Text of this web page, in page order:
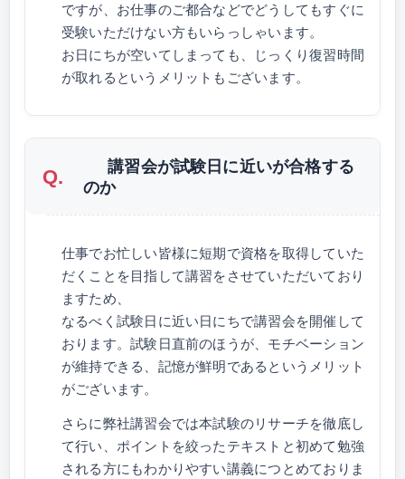
ですが、お仕事のご都合などでどうしてもすぐに
受験いただけない方もいらっしゃいます。
お日にちが空いてしまっても、じっくり復習時間
が取れるというメリットもございます。
講習会が試験日に近いが合格する
のか
仕事でお忙しい皆様に短期で資格を取得していた
だくことを目指して講習をさせていただいており
ますため、
なるべく試験日に近い日にちで講習会を開催して
おります。試験日直前のほうが、モチベーション
が維持できる、記憶が鮮明であるというメリット
がございます。
さらに弊社講習会では本試験のリサーチを徹底し
て行い、ポイントを絞ったテキストと初めて勉強
される方にもわかりやすい講義につとめておりま